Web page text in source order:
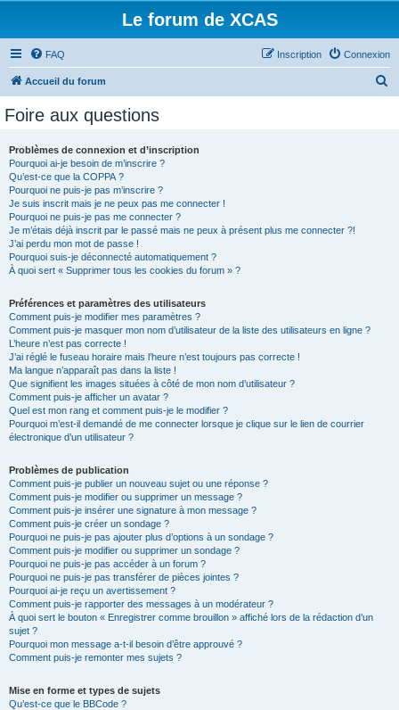
Le forum de XCAS
FAQ Connexion
Inscription
Accueil du forum
Foire aux questions
Problèmes de connexion et d’inscription
Pourquoi ai-je besoin de m’inscrire ?
Qu’est-ce que la COPPA ?
Pourquoi ne puis-je pas m’inscrire ?
Je suis inscrit mais je ne peux pas me connecter !
Pourquoi ne puis-je pas me connecter ?
Je m’étais déjà inscrit par le passé mais ne peux à présent plus me connecter ?!
J’ai perdu mon mot de passe !
Pourquoi suis-je déconnecté automatiquement ?
À quoi sert « Supprimer tous les cookies du forum » ?
Préférences et paramètres des utilisateurs
Comment puis-je modifier mes paramètres ?
Comment puis-je masquer mon nom d’utilisateur de la liste des utilisateurs en ligne ?
L’heure n’est pas correcte !
J’ai réglé le fuseau horaire mais l’heure n’est toujours pas correcte !
Ma langue n’apparaît pas dans la liste !
Que signifient les images situées à côté de mon nom d’utilisateur ?
Comment puis-je afficher un avatar ?
Quel est mon rang et comment puis-je le modifier ?
Pourquoi m’est-il demandé de me connecter lorsque je clique sur le lien de courrier
électronique d’un utilisateur ?
Problèmes de publication
Comment puis-je publier un nouveau sujet ou une réponse ?
Comment puis-je modifier ou supprimer un message ?
Comment puis-je insérer une signature à mon message ?
Comment puis-je créer un sondage ?
Pourquoi ne puis-je pas ajouter plus d’options à un sondage ?
Comment puis-je modifier ou supprimer un sondage ?
Pourquoi ne puis-je pas accéder à un forum ?
Pourquoi ne puis-je pas transférer de pièces jointes ?
Pourquoi ai-je reçu un avertissement ?
Comment puis-je rapporter des messages à un modérateur ?
À quoi sert le bouton « Enregistrer comme brouillon » affiché lors de la rédaction d’un
sujet ?
Pourquoi mon message a-t-il besoin d’être approuvé ?
Comment puis-je remonter mes sujets ?
Mise en forme et types de sujets
Qu’est-ce que le BBCode ?